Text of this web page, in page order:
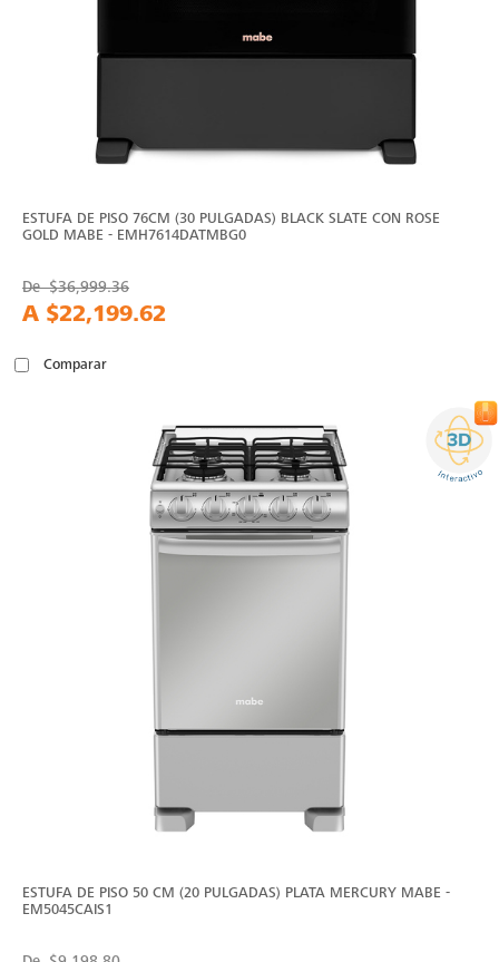
ESTUFA DE PISO 76CM (30 PULGADAS) BLACK SLATE CON ROSE
GOLD MABE - EMH7614DATMBG0
De$36,999.36
A $22,199.62
Comparar
ESTUFA DE PISO 50 CM (20 PULGADAS) PLATA MERCURY MABE -
EM5045CAIS1